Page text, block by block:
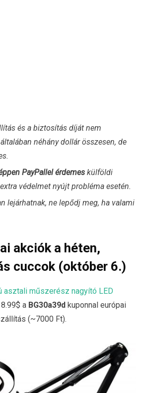
és a biztosítás díját nem
néhány dollár összesen, de
PayPallel érdemes külföldi
védelmet nyújt probléma esetén.
lejárhatnak, ne lepődj meg, ha valami
akciók a héten,
cuccok (október 6.)
asztali műszerész nagyító LED
a BG30a39d kuponnal európai
(~7000 Ft).